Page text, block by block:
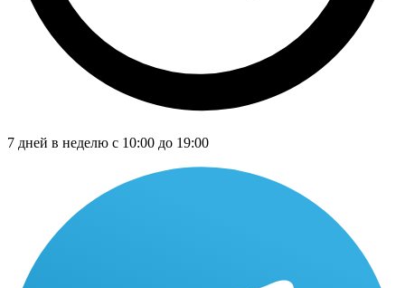
7 дней в неделю с 10:00 до 19:00